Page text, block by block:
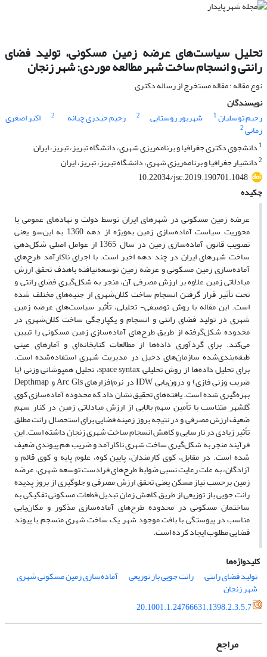
تحلیل سیاست‌های عرضه زمین مسکونی، تولید فضای
رانتی و انسجام ساخت شهر مطالعه موردی: شهر زنجان
نوع مقاله : مقاله مستخرج از رساله دکتری
نویسندگان
رحیم توسلیان1 شهریور روستایی 2 رحیم حیدری چیانه 2 اکبر اصغری
زمانی2
1 دانشجوی دکتری جغرافیا و برنامه‌ریزی شهری، دانشگاه تبریز، تبریز، ایران
2دانشیار جغرافیا و برنامه‌ریزی شهری، دانشگاه تبریز، تبریز، ایران
10.22034/jsc.2019.190701.1048
چکیده
عرضه زمین مسکونی در شهرهای ایران توسط دولت و نهادهای عمومی با
محوریت سیاست آماده‌سازی زمین به‌ویژه از دهه 1360 به این‌سو یعنی
تصویب قانون آماده‌سازی زمین در سال 1365 از عوامل اصلی شکل‌دهی
ساخت شهرهای ایران در چند دهه اخیر است. با اجرای ناکارآمد طرح‌های
آماده‌سازی زمین مسکونی و عرضه زمین توسعه‌نیافته باهدف تحقق ارزش
مبادلاتی زمین علاوه بر ارزش مصرفی آن، منجر به شکل‌گیری فضای رانتی و
تحت تأثیر قرار گرفتن انسجام ساخت کلان‌شهری از جنبه‌های مختلف شده
است. این مقاله با روش توصیفی- تحلیلی، تأثیر سیاست‌های عرضه زمین
شهری در تولید فضای رانتی و انسجام و یکپارچگی ساخت کلان‌شهری در
محدوده شکل‌گرفته از طریق طرح‌های آماده‌سازی زمین مسکونی را تبیین
می‌کند. برای گردآوری داده‌ها از مطالعات کتابخانه‌ای و آمارهای عینی
طبقه‌بندی‌شده سازمان‌های دخیل در مدیریت شهری استفاده‌شده است.
برای تحلیل داده‌ها از روش تحلیلی space syntax، تحلیل همپوشانی وزنی (با
ضریب وزنی فازی) و درون‌یابی IDW در نرم‌افزارهای Arc Gis و Depthmap
بهره‌گیری شده است. یافته‌های تحقیق نشان داد که محدوده آماده‌سازی کوی
گلشهر متناسب با تأمین سهم بالایی از ارزش مبادلاتی زمین در کنار سهم
ضعیف ارزش مصرفی و در نتیجه بروز زمینه فضایی برای استحصال رانت مطلق
تأثیر زیادی در نارسایی و کاهش انسجام ساخت شهری زنجان داشته است. این
فرآیند منجر به شکل‌گیری ساخت شهری ناکارآمد و ضریب هم پیوندی ضعیف
شده است. در مقابل، کوی کارمندان، پایین کوه، علوم پایه و کوی قائم و
آزادگان، به علت رعایت نسبی ضوابط طرح‌های فرادست توسعه شهری، عرضه
زمین برحسب نیاز مسکن یعنی تحقق ارزش مصرفی و جلوگیری از بروز پدیده
رانت جویی باز توزیعی از طریق کاهش زمان تبدیل قطعات مسکونی تفکیکی به
ساختمان مسکونی در محدوده طرح‌های آماده‌سازی مذکور و مکان‌یابی
مناسب در پیوستگی با بافت موجود شهر یک ساخت شهری منسجم با پیوند
فضایی مطلوب ایجاد کرده است.
کلیدواژه‌ها
تولید فضای رانتی
رانت جویی باز توزیعی آماده‌سازی زمین مسکونی شهری
شهر زنجان
20.1001.1.24766631.1398.2.3.5.7
مراجع